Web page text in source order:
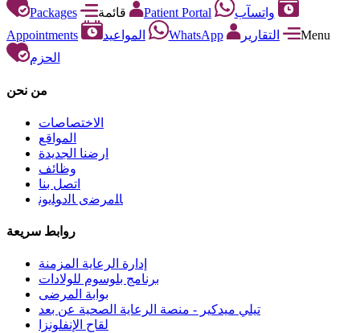
Packages Patient Portal
واتسآب
Appointments
المواعيد WhatsApp التقارير
Menu
الحزم
من نحن
الاختصاصات
المواقع
ارضنا الجديدة
وظائف
اتصل بنا
ﺎﻠﻣﺮﺿﻯ ﺎﻟﺩﻮﻠﻳﻮﻧ
روابط سريعة
إدارة الرعاية المزمنة
برنامج بلوسوم للولادات
بوابة المرضى
تيلي ميدكير - منصة الرعاية الصحية عن بعد
لقاح الإنفلونزا